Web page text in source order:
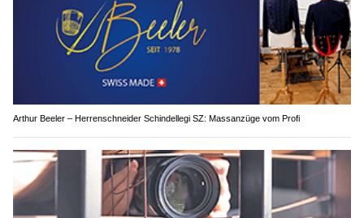
Arthur Beeler – Herrenschneider Schindellegi SZ: Massanzüge vom Profi